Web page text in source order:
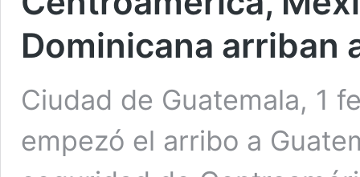
Dominicana arriban
Ciudad de Guatemala, 1
empezó el arribo a